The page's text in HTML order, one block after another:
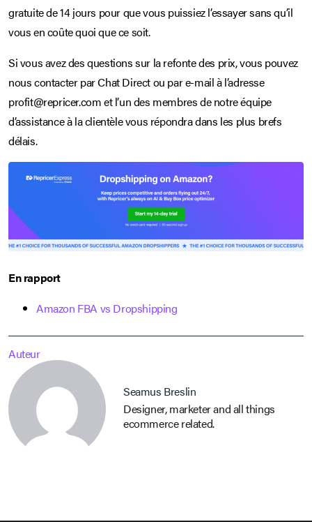
gratuite de 14 jours pour que vous puissiez l’essayer sans qu’il
vous en coûte quoi que ce soit.
Si vous avez des questions sur la refonte des prix, vous pouvez
nous contacter par Chat Direct ou par e-mail à l’adresse
profit@repricer.com et l’un des membres de notre équipe
d’assistance à la clientèle vous répondra dans les plus brefs
délais.
En rapport
Amazon FBA vs Dropshipping
Auteur
Seamus Breslin
Designer, marketer and all things
ecommerce related.